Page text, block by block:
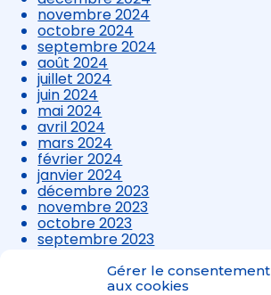
Gérer le consentement
aux cookies
novembre 2024
octobre 2024
septembre 2024
août 2024
juillet 2024
juin 2024
mai 2024
avril 2024
mars 2024
février 2024
janvier 2024
décembre 2023
novembre 2023
octobre 2023
septembre 2023
août 2023
juillet 2023